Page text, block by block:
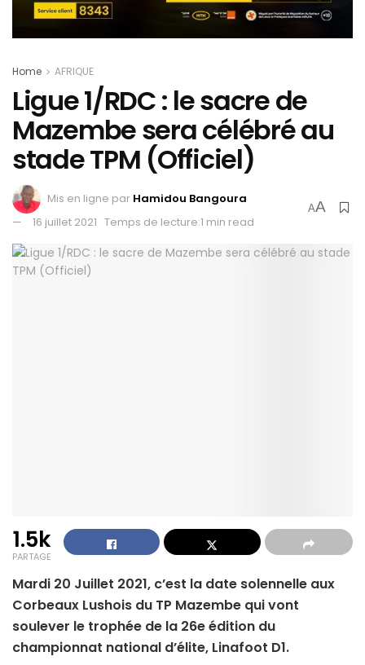
Home AFRIQUE
Ligue 1/RDC : le sacre de
Mazembe sera célébré au
stade TPM (Officiel)
Mis en ligne par Hamidou Bangoura
16 juillet 2021 Temps de lecture:1 min read
AA
1.5k
PARTAGE
Mardi 20 Juillet 2021, c’est la date solennelle aux
Corbeaux Lushois du TP Mazembe qui vont
soulever le trophée de la 26e édition du
championnat national d’élite, Linafoot D1.